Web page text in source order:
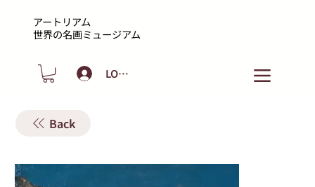
アートリアム
​世界の名画ミュージアム
LOGIN
Back